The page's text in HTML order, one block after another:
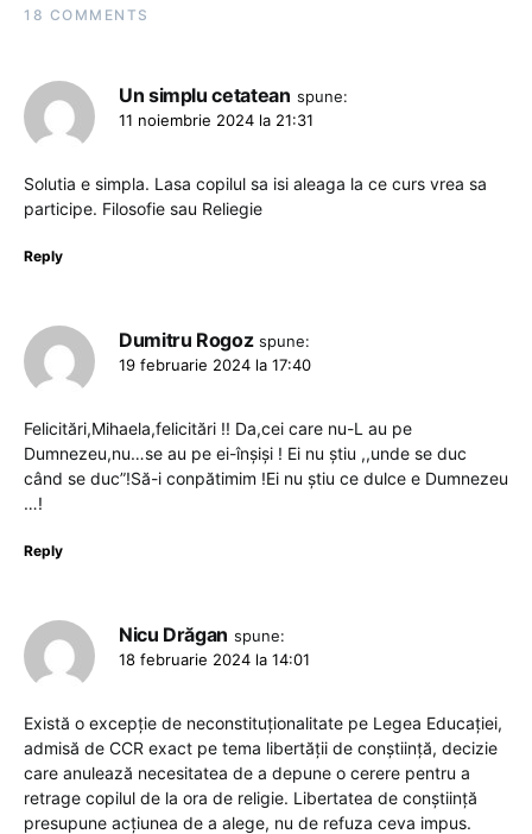
18 COMMENTS
Un simplu cetatean spune:
11 noiembrie 2024 la 21:31
Solutia e simpla. Lasa copilul sa isi aleaga la ce curs vrea sa
participe. Filosofie sau Reliegie
Reply
Dumitru Rogoz spune:
19 februarie 2024 la 17:40
Felicitări,Mihaela,felicitări !! Da,cei care nu-L au pe
Dumnezeu,nu…se au pe ei-înșiși ! Ei nu știu ,,unde se duc
când se duc”!Să-i conpătimim !Ei nu știu ce dulce e Dumnezeu
…!
Reply
Nicu Drăgan spune:
18 februarie 2024 la 14:01
Există o excepție de neconstituționalitate pe Legea Educației,
admisă de CCR exact pe tema libertății de conștiință, decizie
care anulează necesitatea de a depune o cerere pentru a
retrage copilul de la ora de religie. Libertatea de conștiință
presupune acțiunea de a alege, nu de refuza ceva impus.